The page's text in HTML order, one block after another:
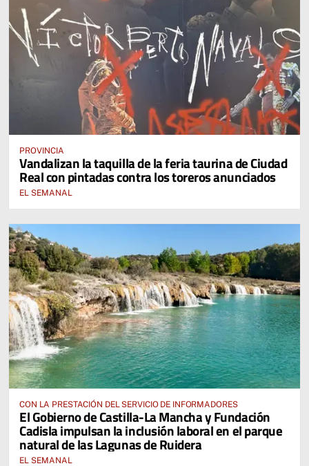
PROVINCIA
Vandalizan la taquilla de la feria taurina de Ciudad
Real con pintadas contra los toreros anunciados
EL SEMANAL
CON LA PRESTACIÓN DEL SERVICIO DE INFORMADORES
El Gobierno de Castilla-La Mancha y Fundación
Cadisla impulsan la inclusión laboral en el parque
natural de las Lagunas de Ruidera
EL SEMANAL